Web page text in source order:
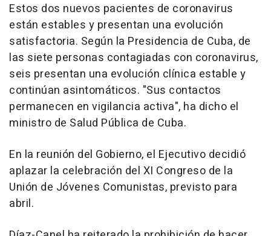
Estos dos nuevos pacientes de coronavirus
están estables y presentan una evolución
satisfactoria. Según la Presidencia de Cuba, de
las siete personas contagiadas con coronavirus,
seis presentan una evolución clínica estable y
continúan asintomáticos. "Sus contactos
permanecen en vigilancia activa", ha dicho el
ministro de Salud Pública de Cuba.
En la reunión del Gobierno, el Ejecutivo decidió
aplazar la celebración del XI Congreso de la
Unión de Jóvenes Comunistas, previsto para
abril.